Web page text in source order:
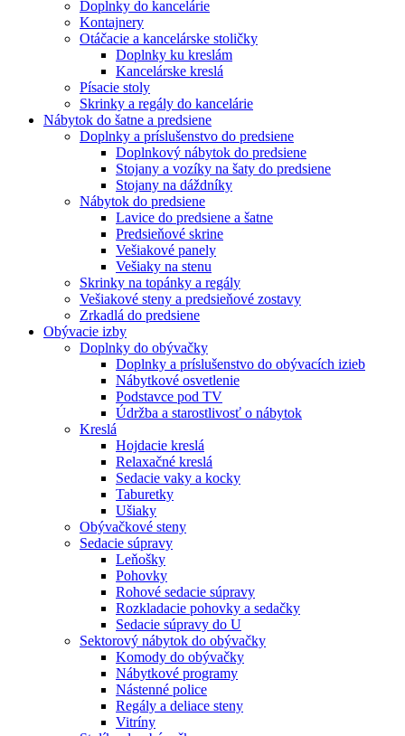
Doplnky do kancelárie
Kontajnery
Otáčacie a kancelárske stoličky
Doplnky ku kreslám
Kancelárske kreslá
Písacie stoly
Skrinky a regály do kancelárie
Nábytok do šatne a predsiene
Doplnky a príslušenstvo do predsiene
Doplnkový nábytok do predsiene
Stojany a vozíky na šaty do predsiene
Stojany na dáždníky
Nábytok do predsiene
Lavice do predsiene a šatne
Predsieňové skrine
Vešiakové panely
Vešiaky na stenu
Skrinky na topánky a regály
Vešiakové steny a predsieňové zostavy
Zrkadlá do predsiene
Obývacie izby
Doplnky do obývačky
Doplnky a príslušenstvo do obývacích izieb
Nábytkové osvetlenie
Podstavce pod TV
Údržba a starostlivosť o nábytok
Kreslá
Hojdacie kreslá
Relaxačné kreslá
Sedacie vaky a kocky
Taburetky
Ušiaky
Obývačkové steny
Sedacie súpravy
Leňošky
Pohovky
Rohové sedacie súpravy
Rozkladacie pohovky a sedačky
Sedacie súpravy do U
Sektorový nábytok do obývačky
Komody do obývačky
Nábytkové programy
Nástenné police
Regály a deliace steny
Vitríny